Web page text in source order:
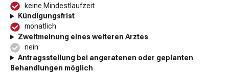
keine Mindestlaufzeit
Kündigungsfrist
monatlich
Zweitmeinung eines weiteren Arztes
nein
Antragsstellung bei angeratenen oder geplanten
Behandlungen möglich